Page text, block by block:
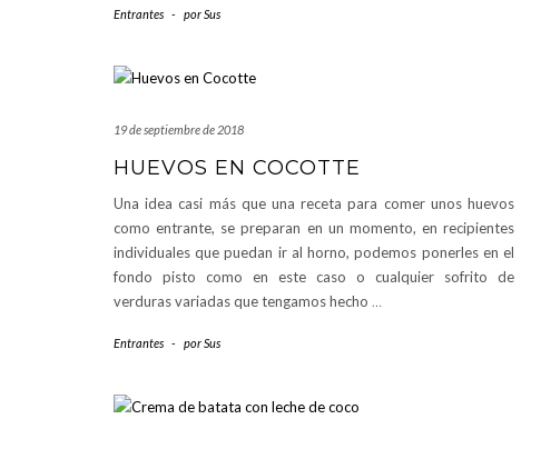
Entrantes - porSus
19 de septiembre de 2018
HUEVOS EN COCOTTE
Una idea casi más que una receta para comer unos huevos
como entrante, se preparan en un momento, en recipientes
individuales que puedan ir al horno, podemos ponerles en el
fondo pisto como en este caso o cualquier sofrito de
verduras variadas que tengamos hecho …
Entrantes - porSus